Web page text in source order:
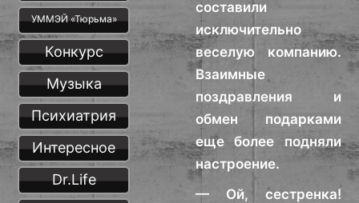
составили
исключительно
веселую компанию.
Взаимные
поздравления и
обмен подарками
еще более подняли
настроение.
— Ой, сестренка!
УММЭЙ «Тюрьма»
Конкурс
Музыка
Психиатрия
Интересное
Dr.Life